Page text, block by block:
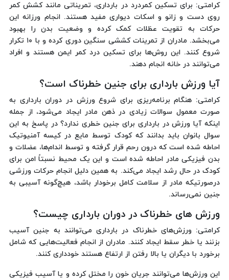
کرامتی: برای تسکین کمردرد در بارداری، تمریناتی مانند کشش کمر
روی دست و زانو و اسکات دیواری مفید هستند. انجام ورزانه این
حرکات به تقویت عظلات کمک کرده و وضعیت بدن را بهبود
می‌بخشد. مادران از تمرینات کششی سنگین دوری کرده و با ۱۰ تکرار
شروع کنند. این روش‌ها برای تسکین درد کمر ایمن هستند و افراد
می‌توانند در خانه انجام دهند.
آیا ورزش بارداری برای جنین خطرناک است؟
کرامتی: هنگام برنامه‌ریزی برای شروع ورزش در دوران بارداری به
صورت معمول سوالات زیادی در ذهن مادر ایجاد می‌شود، از جمله
اینکه آیا ورزش در بارداری برای جنین خطری ندارد؟ در پاسخ به این
سوال بانوان باید بدانند که کودک توسط مایع در کیسه آمنیوتیک
احاطه شده است که درون رحم قرار گرفته و توسط اندام‌ها، عضلات و
بدن فیزیکی مادر احاطه شده است و این یک محیط نسبتاً امن برای
کودک در حال رشد ایجاد می‌کند. به همین دلیل انجام حرکات ورزشی
درصورتیکه مادر از سلامت کامل برخودار باشد، هیچ‌گونه آسیبی به
جنین نمی‌رساند.
ورزش های خطرناک در دوران بارداری چیست؟
کرامتی: ورزش‌های خطرناک در بارداری می‌توانند به جنین آسیب
بزنند یا خطر سقط ایجاد کنند. مادران از انجام فعالیت‌هایی که شامل
برخورد با دیگران یا بالا رفتن از ارتفاع هستند خودداری کنند.
این ورزش‌ها می‌توانند جریان خون را مختل کرده و یا آسیب فیزیکی